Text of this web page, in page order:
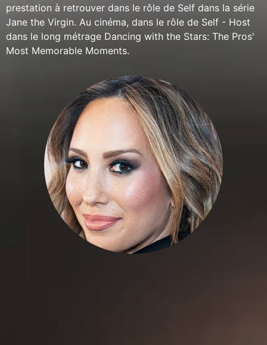
prestation à retrouver dans le rôle de Self dans la série
Jane the Virgin. Au cinéma, dans le rôle de Self - Host
dans le long métrage Dancing with the Stars: The Pros'
Most Memorable Moments.